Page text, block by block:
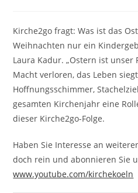
Kirche2go fragt: Was ist das
Weihnachten nur ein
Laura Kadur. „Ostern ist unser
Macht verloren, das Leben
Hoffnungsschimmer,
gesamten Kirchenjahr eine
dieser Kirche2go-Folge.
Haben Sie Interesse an
doch rein und abonnieren Sie
www.youtube.com/kirchekoeln